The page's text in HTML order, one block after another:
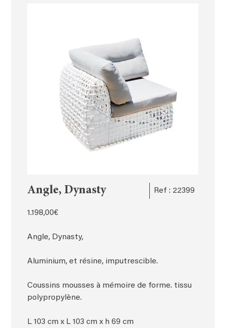
Angle, Dynasty Ref : 22399
1.198,00€
Angle, Dynasty,
Aluminium, et résine, imputrescible.
Coussins mousses à mémoire de forme. tissu
polypropylène.
L 103 cm x L 103 cm x h 69 cm